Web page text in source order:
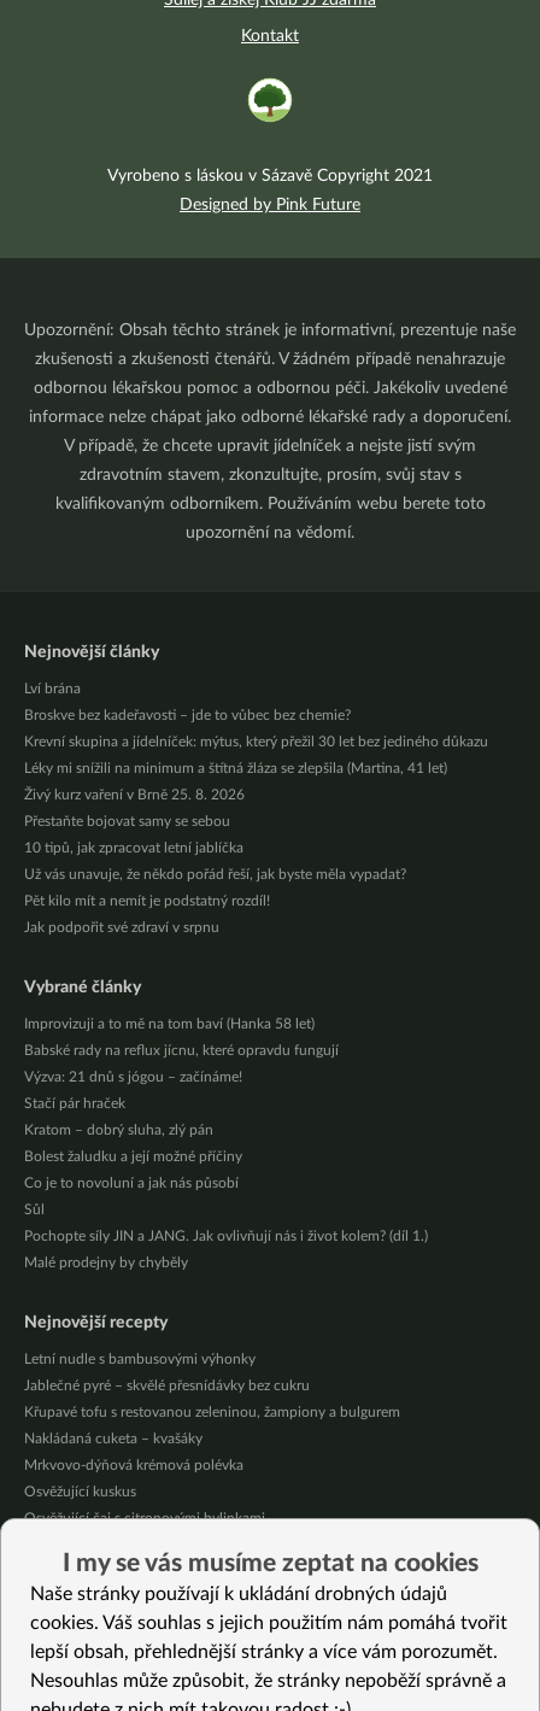
Kontakt
Vyrobeno s láskou v Sázavě Copyright 2021
Designed by Pink Future
Upozornění: Obsah těchto stránek je informativní, prezentuje naše
zkušenosti a zkušenosti čtenářů. V žádném případě nenahrazuje
odbornou lékařskou pomoc a odbornou péči. Jakékoliv uvedené
informace nelze chápat jako odborné lékařské rady a doporučení.
V případě, že chcete upravit jídelníček a nejste jistí svým
zdravotním stavem, zkonzultujte, prosím, svůj stav s
kvalifikovaným odborníkem. Používáním webu berete toto
upozornění na vědomí.
Nejnovější články
Lví brána
Broskve bez kadeřavosti – jde to vůbec bez chemie?
Krevní skupina a jídelníček: mýtus, který přežil 30 let bez jediného důkazu
Léky mi snížili na minimum a štítná žláza se zlepšila (Martina, 41 let)
Živý kurz vaření v Brně 25. 8. 2026
Přestaňte bojovat samy se sebou
10 tipů, jak zpracovat letní jablíčka
Už vás unavuje, že někdo pořád řeší, jak byste měla vypadat?
Pět kilo mít a nemít je podstatný rozdíl!
Jak podpořit své zdraví v srpnu
Vybrané články
Improvizuji a to mě na tom baví (Hanka 58 let)
Babské rady na reflux jícnu, které opravdu fungují
Výzva: 21 dnů s jógou – začínáme!
Stačí pár hraček
Kratom – dobrý sluha, zlý pán
Bolest žaludku a její možné příčiny
Co je to novoluní a jak nás působí
Sůl
Pochopte síly JIN a JANG. Jak ovlivňují nás i život kolem? (díl 1.)
Malé prodejny by chyběly
Nejnovější recepty
Letní nudle s bambusovými výhonky
Jablečné pyré – skvělé přesnídávky bez cukru
Křupavé tofu s restovanou zeleninou, žampiony a bulgurem
Nakládaná cuketa – kvašáky
Mrkvovo-dýňová krémová polévka
Osvěžující kuskus
Osvěžující čaj s citronovými bylinkami
Čokoládové muffiny s mangovým krémem
Meruňky a jablka v citrónovém želé
Vybrané recepty
I my se vás musíme zeptat na cookies
Naše stránky používají k ukládání drobných údajů
cookies. Váš souhlas s jejich použitím nám pomáhá tvořit
lepší obsah, přehlednější stránky a více vám porozumět.
Nesouhlas může způsobit, že stránky nepoběží správně a